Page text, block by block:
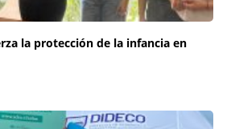
la protección de la infancia en